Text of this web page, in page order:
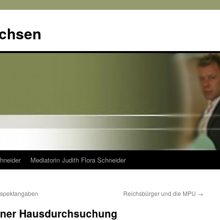
Mediatorin Judith Flora Schneider
Reichsbürger und die MPU →
Hausdurchsuchung